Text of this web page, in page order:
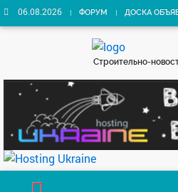
06.08.2026 ФОРУМ ДОСКА
Строительно-